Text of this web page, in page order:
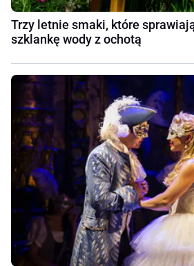
Trzy letnie smaki, które
szklankę wody z ochotą